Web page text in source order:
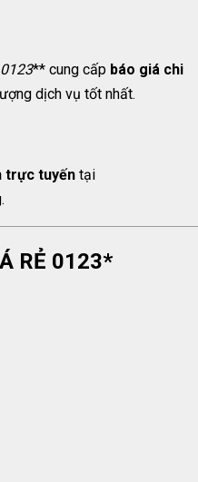
** cung cấp báo giá chi
dịch vụ tốt nhất.
trực tuyến tại
RẺ 0123*